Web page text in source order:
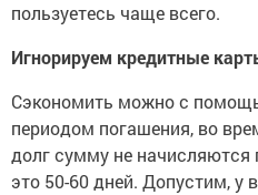
пользуетесь чаще всего.
Игнорируем кредитные
Сэкономить можно с
периодом погашения, во
долг сумму не начисляются
это 50-60 дней. Допустим, у